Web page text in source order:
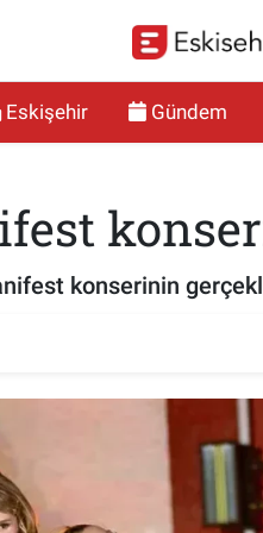
Eskişehir Gündem
konserinin